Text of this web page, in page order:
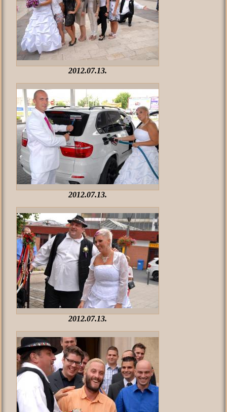
2012.07.13.
2012.07.13.
2012.07.13.